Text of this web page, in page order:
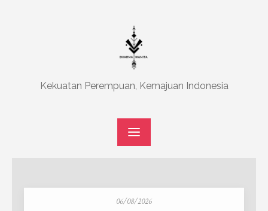
Kekuatan Perempuan, Kemajuan Indonesia
Posted
06/08/2026